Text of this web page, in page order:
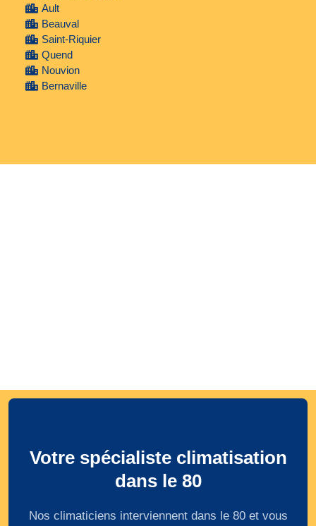
Ault
Beauval
Saint-Riquier
Quend
Nouvion
Bernaville
Votre spécialiste climatisation
dans le 80
Nos climaticiens interviennent dans le 80 et vous